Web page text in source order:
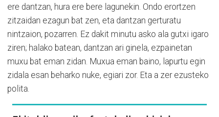
ere dantzan, hura ere bere lagunekin. Ondo erortzen
zitzaidan ezagun bat zen, eta dantzan gerturatu
nintzaion, pozarren. Ez dakit minutu asko ala gutxi igaro
ziren; halako batean, dantzan ari ginela, ezpainetan
muxu bat eman zidan. Muxua eman baino, lapurtu egin
zidala esan beharko nuke, egiari zor. Eta a zer ezusteko
polita.